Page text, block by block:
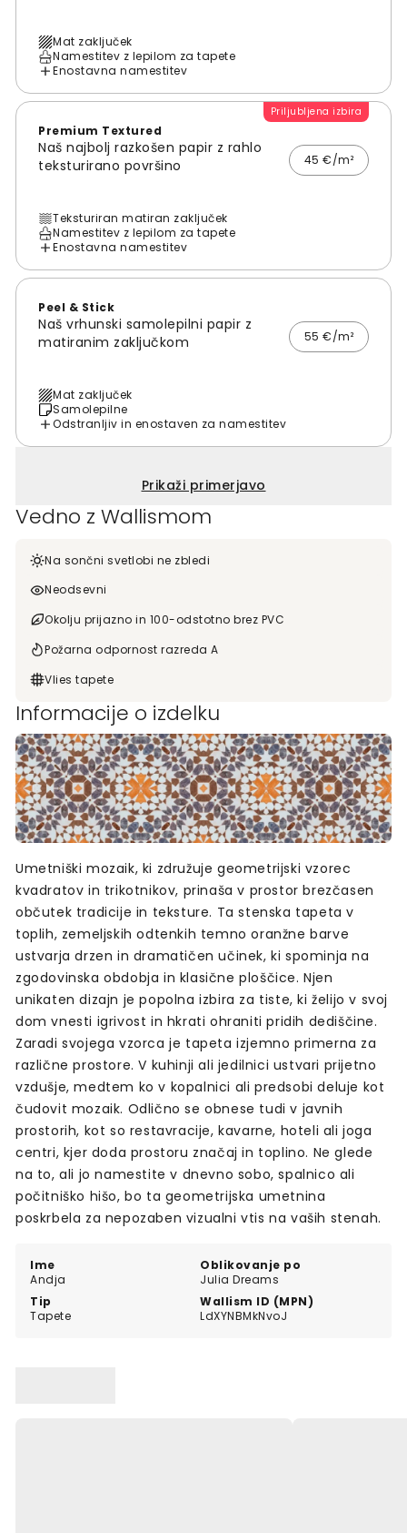
Mat zaključek
Namestitev z lepilom za tapete
Enostavna namestitev
Priljubljena izbira
Premium Textured
Naš najbolj razkošen papir z rahlo
teksturirano površino
45 €/m²
Teksturiran matiran zaključek
Namestitev z lepilom za tapete
Enostavna namestitev
Peel & Stick
Naš vrhunski samolepilni papir z
matiranim zaključkom
55 €/m²
Mat zaključek
Samolepilne
Odstranljiv in enostaven za namestitev
Prikaži primerjavo
Vedno z Wallismom
Na sončni svetlobi ne zbledi
Neodsevni
Okolju prijazno in 100-odstotno brez PVC
Požarna odpornost razreda A
Vlies tapete
Informacije o izdelku
Ime
Andja
Oblikovanje po
Julia Dreams
Tip
Tapete
Wallism ID (MPN)
LdXYNBMkNvoJ
Umetniški mozaik, ki združuje geometrijski vzorec
kvadratov in trikotnikov, prinaša v prostor brezčasen
občutek tradicije in teksture. Ta stenska tapeta v
toplih, zemeljskih odtenkih temno oranžne barve
ustvarja drzen in dramatičen učinek, ki spominja na
zgodovinska obdobja in klasične ploščice. Njen
unikaten dizajn je popolna izbira za tiste, ki želijo v svoj
dom vnesti igrivost in hkrati ohraniti pridih dediščine.
Zaradi svojega vzorca je tapeta izjemno primerna za
različne prostore. V kuhinji ali jedilnici ustvari prijetno
vzdušje, medtem ko v kopalnici ali predsobi deluje kot
čudovit mozaik. Odlično se obnese tudi v javnih
prostorih, kot so restavracije, kavarne, hoteli ali joga
centri, kjer doda prostoru značaj in toplino. Ne glede
na to, ali jo namestite v dnevno sobo, spalnico ali
počitniško hišo, bo ta geometrijska umetnina
poskrbela za nepozaben vizualni vtis na vaših stenah.